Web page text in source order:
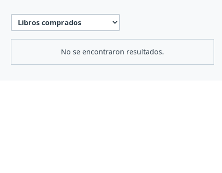
No se encontraron resultados.